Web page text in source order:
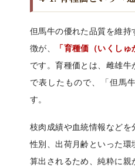
但馬牛の優れた品質を維
徴が、
「育種価（いくしゅ
です。育種価とは、雌雄
で表したもので、「但馬
す。
枝肉成績や血統情報など
性別、出荷月齢といった環
算出されるため、純粋に